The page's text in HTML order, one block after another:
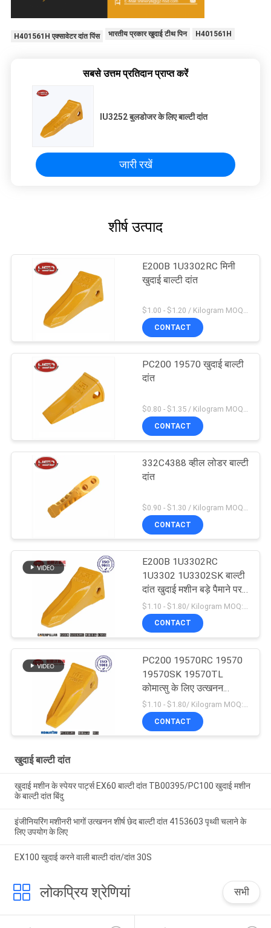
H401561H एक्सावेटर दांत पिंस भारतीय प्रकार खुदाई टीथ पिन H401561H
सबसे उत्तम प्रतिदान प्राप्त करें
IU3252 बुलडोजर के लिए बाल्टी दांत
जारी रखें
शीर्ष उत्पाद
E200B 1U3302RC मिनी
खुदाई बाल्टी दांत
$1.00 - $1.20 / Kilogram MOQ:100 किलोग्राम / किलोग्राम
CONTACT
PC200 19570 खुदाई बाल्टी
दांत
CONTACT
332C4388 व्हील लोडर बाल्टी
दांत
CONTACT
E200B 1U3302RC
1U3302 1U3302SK बाल्टी
दांत खुदाई मशीन बड़े पैमाने पर
उत्पादन
CONTACT
PC200 19570RC 19570
19570SK 19570TL
कोमात्सु के लिए उत्खनन
उपकरण टिकाऊ बाल्टी दांत
$1.10 - $1.80/ Kilogram MOQ:100 किलोग्राम/किलोग्राम
CONTACT
खुदाई बाल्टी दांत
खुदाई मशीन के स्पेयर पार्ट्स EX60 बाल्टी दांत TB00395/PC100 खुदाई मशीन
के बाल्टी दांत बिंदु
इंजीनियरिंग मशीनरी भागों उत्खनन शीर्ष छेद बाल्टी दांत 4153603 पृथ्वी चलाने के
लिए उपयोग के लिए
EX100 खुदाई करने वाली बाल्टी दांत/दांत 30S
लोकप्रिय श्रेणियां सभी